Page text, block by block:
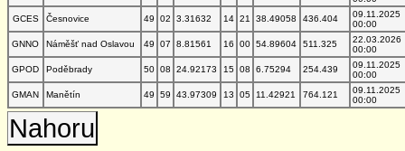
GCES
Česnovice 49 02 3.31632 14 21 38.49058 436.404
09.11.2025
00:00
GNNO
Náměšť nad Oslavou 49 07 8.81561 16 00 54.89604 511.325
22.03.2026
00:00
GPOD
Poděbrady 50 08 24.92173 15 08 6.75294 254.439
09.11.2025
00:00
GMAN
Manětín 49 59 43.97309 13 05 11.42921 764.121
09.11.2025
00:00
Nahoru